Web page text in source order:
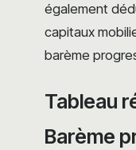
également
capitaux
barème
Tableau
Barème